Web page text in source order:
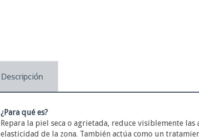
Descripción
¿Para qué es?
Repara la piel seca o agrietada, reduce visiblemente
elasticidad de la zona. También actúa como un